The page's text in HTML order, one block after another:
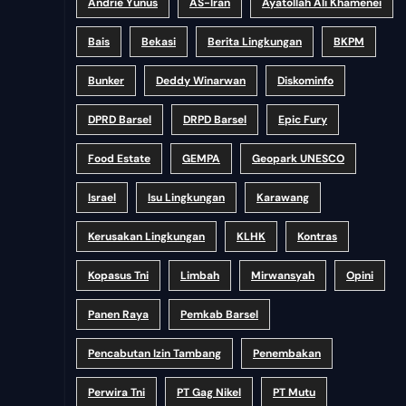
Bais Bekasi Berita Lingkungan BKPM
Bunker Deddy Winarwan Diskominfo
DPRD Barsel DRPD Barsel Epic Fury
Food Estate GEMPA Geopark UNESCO
Israel Isu Lingkungan Karawang
Kerusakan Lingkungan KLHK Kontras
Kopasus Tni Limbah Mirwansyah Opini
Panen Raya Pemkab Barsel
Pencabutan Izin Tambang Penembakan
Perwira Tni PT Gag Nikel PT Mutu